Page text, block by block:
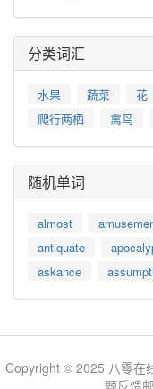
分类词汇
水果 蔬菜 花
爬行两栖
禽鸟
随机单词
almost
antiquate
askance
Copyright © 2025 八零在